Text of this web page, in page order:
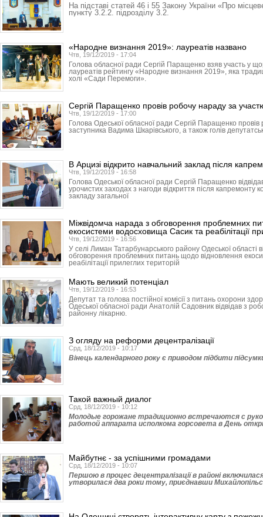
На підставі статей 46 і 55 Закону України «Про
пункту 3.2.2. підрозділу 3.2.
«Народне визнання 2019»: лауреатів названо
Чтв, 19/12/2019 - 17:04
Голова обласної ради Сергій Паращенко взяв участь у
лауреатів рейтингу «Народне визнання 2019», яка
холі «Сади Перемоги».
Сергій Паращенко провів робочу нараду за
Чтв, 19/12/2019 - 17:00
Голова Одеської обласної ради Сергій Паращенко
заступника Вадима Шкарівського, а також голів
В Арцизі відкрито навчальний заклад після
Чтв, 19/12/2019 - 16:58
Голова Одеської обласної ради Сергій Паращенко
урочистих заходах з нагоди відкриття після капремонту
закладу загальної
Міжвідомча нарада з обговорення проблемних
екосистеми водосховища Сасик та реабілітації
Чтв, 19/12/2019 - 16:56
У селі Лиман Татарбунарського району Одеської області
обговорення проблемних питань щодо відновлення
реабілітації прилеглих територій
Мають великий потенціал
Чтв, 19/12/2019 - 16:53
Депутат та голова постійної комісії з питань охорони
Одеської обласної ради Анатолій Садовник відвідав з
районну лікарню.
З огляду на реформи децентралізації
Срд, 18/12/2019 - 10:17
Вінець календарного року є приводом підбити
Такой важный диалог
Срд, 18/12/2019 - 10:12
Молодые горожане традиционно встречаются с
работой аппарата исполкома горсовета в День
Майбутнє - за успішними громадами
Срд, 18/12/2019 - 10:07
Першою в процес децентралізації в районі
утворилася два роки тому, приєднавши